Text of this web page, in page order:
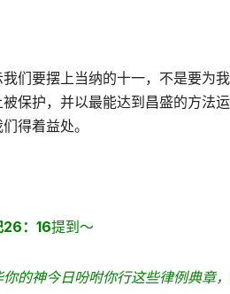
们要摆上当纳的十一，不是要为
保护，并以最能达到昌盛的方法
得着益处。
26： 16提到～
的神今日吩咐你行这些律例典章